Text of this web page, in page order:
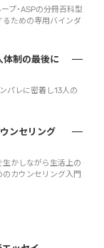
プ・ASPの分冊百科型
るための専用バインダ
体制の最後に
パレに密着し13人の
ンセリング
かしながら生活上の
カウンセリング入門